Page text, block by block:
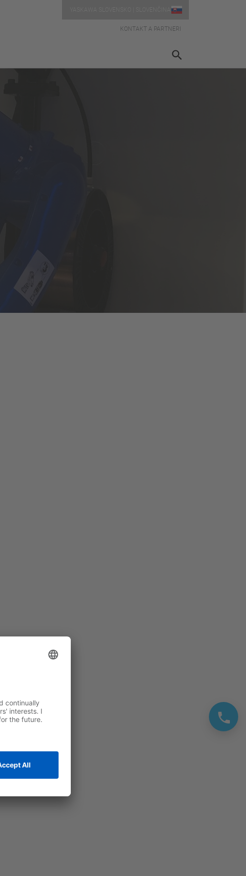
KONTAKT A PARTNERI